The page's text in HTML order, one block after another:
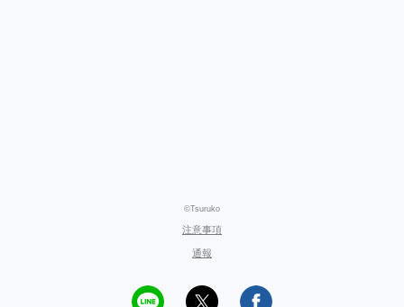
©Tsuruko
注意事項
通報